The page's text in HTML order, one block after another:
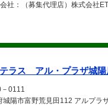
社：（募集代理店）株式会社
ラス アル・プラザ城陽
－0111
城陽市富野荒見田112 アルプラ